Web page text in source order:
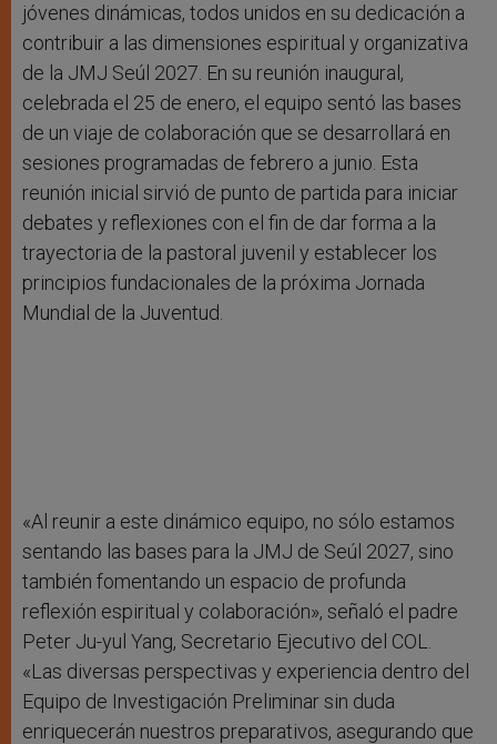
jóvenes dinámicas, todos unidos en su dedicación a
contribuir a las dimensiones espiritual y organizativa
de la JMJ Seúl 2027. En su reunión inaugural,
celebrada el 25 de enero, el equipo sentó las bases
de un viaje de colaboración que se desarrollará en
sesiones programadas de febrero a junio. Esta
reunión inicial sirvió de punto de partida para iniciar
debates y reflexiones con el fin de dar forma a la
trayectoria de la pastoral juvenil y establecer los
principios fundacionales de la próxima Jornada
Mundial de la Juventud.
«Al reunir a este dinámico equipo, no sólo estamos
sentando las bases para la JMJ de Seúl 2027, sino
también fomentando un espacio de profunda
reflexión espiritual y colaboración», señaló el padre
Peter Ju-yul Yang, Secretario Ejecutivo del COL.
«Las diversas perspectivas y experiencia dentro del
Equipo de Investigación Preliminar sin duda
enriquecerán nuestros preparativos, asegurando que